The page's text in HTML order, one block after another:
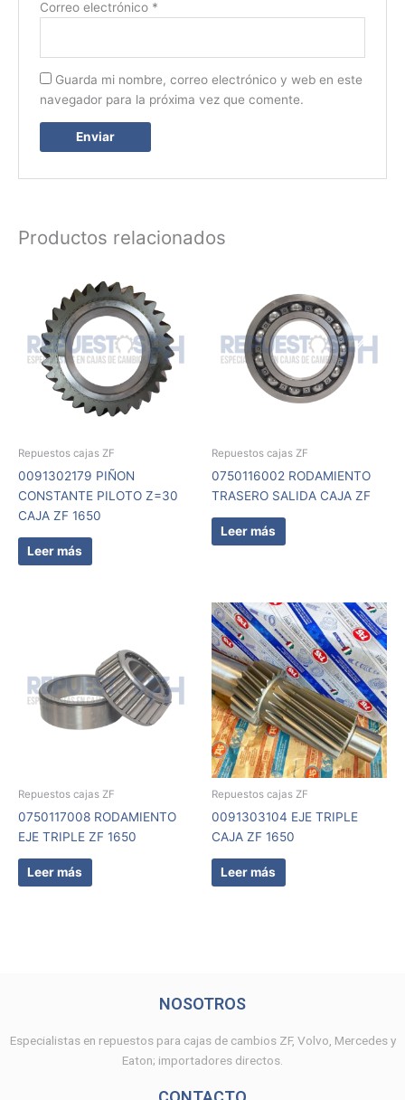
Correo electrónico *
Guarda mi nombre, correo electrónico y web en este
navegador para la próxima vez que comente.
Productos relacionados
Repuestos cajas ZF
0091302179 PIÑON
CONSTANTE PILOTO Z=30
CAJA ZF 1650
Leer más
Repuestos cajas ZF
0750116002 RODAMIENTO
TRASERO SALIDA CAJA ZF
Leer más
Repuestos cajas ZF
0750117008 RODAMIENTO
EJE TRIPLE ZF 1650
Leer más
Repuestos cajas ZF
0091303104 EJE TRIPLE
CAJA ZF 1650
Leer más
NOSOTROS
Especialistas en repuestos para cajas de cambios ZF, Volvo, Mercedes y
Eaton; importadores directos.